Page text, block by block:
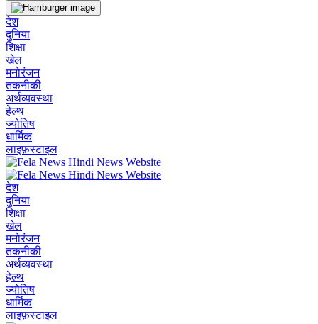
देश
दुनिया
शिक्षा
खेल
मनोरंजन
तकनीकी
अर्थव्यवस्था
हेल्थ
ज्योतिष
धार्मिक
लाइफ़स्टाइल
देश
दुनिया
शिक्षा
खेल
मनोरंजन
तकनीकी
अर्थव्यवस्था
हेल्थ
ज्योतिष
धार्मिक
लाइफ़स्टाइल